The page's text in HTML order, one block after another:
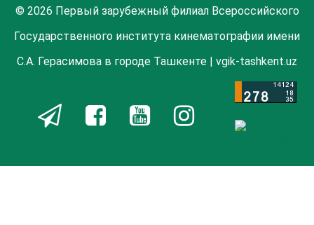
© 2026 Первый зарубежный филиал Всероссийского
Государственного института кинематографии имени
С.А. Герасимова в городе Ташкенте | vgik-tashkent.uz